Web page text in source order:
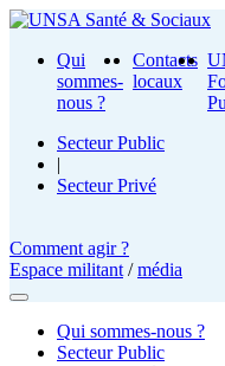
Qui
sommes-
nous ?
Contacts
locaux
Secteur Public
|
Secteur Privé
Comment agir ?
Espace militant /média
Qui sommes-nous ?
Secteur Public